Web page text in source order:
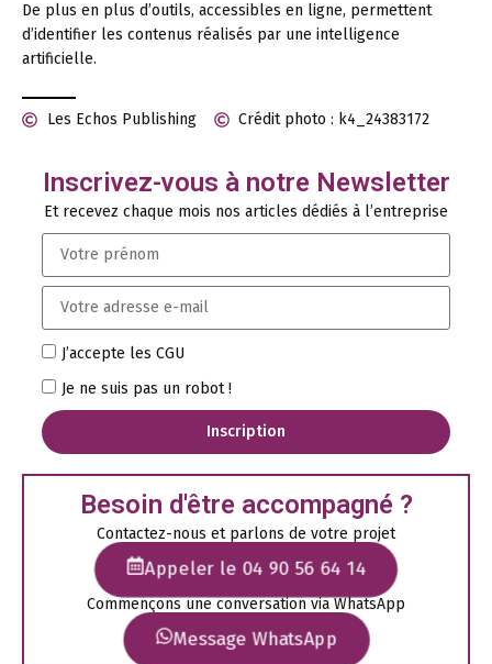
De plus en plus d’outils, accessibles en ligne, permettent
d’identifier les contenus réalisés par une intelligence
artificielle.
Les Echos Publishing Crédit photo : k4_24383172
Inscrivez-vous à notre Newsletter
Et recevez chaque mois nos articles dédiés à l’entreprise
J’accepte les CGU
Je ne suis pas un robot !
Inscription
Besoin d'être accompagné ?
Contactez-nous et parlons de votre projet
Appeler le 04 90 56 64 14
Commençons une conversation via WhatsApp
Message WhatsApp